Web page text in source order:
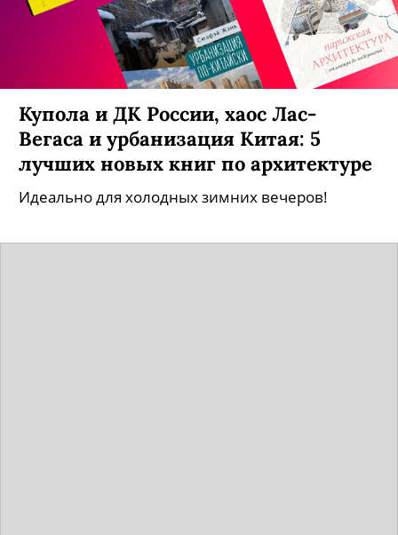
Купола и ДК России, хаос Лас-
Вегаса и урбанизация Китая: 5
лучших новых книг по архитектуре
Идеально для холодных зимних вечеров!